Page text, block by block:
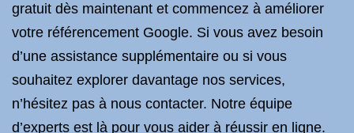
gratuit dès maintenant et commencez à améliorer
votre référencement Google. Si vous avez besoin
d’une assistance supplémentaire ou si vous
souhaitez explorer davantage nos services,
n’hésitez pas à nous contacter. Notre équipe
d’experts est là pour vous aider à réussir en ligne.